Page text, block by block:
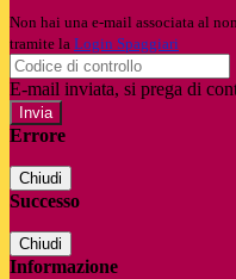
Non hai una e-mail associata al
tramite la Login Spaggiari
E-mail inviata, si prega di
Errore
Chiudi
Successo
Chiudi
Informazione